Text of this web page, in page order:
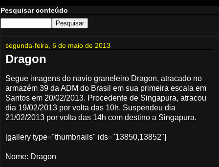
Pesquisar conteúdo
segunda-feira, 6 de maio de 2013
Dragon
Segue imagens do navio graneleiro Dragon, atracado no
armazém 39 da ADM do Brasil em sua primeira escala em
Santos em 20/02/2013. Procedente de Singapura, atracou
dia 19/02/2013 por volta das 10h. Suspendeu dia
21/02/2013 por volta das 14h com destino a Singapura.
[gallery type="thumbnails" ids="13850,13852"]
Nome: Dragon